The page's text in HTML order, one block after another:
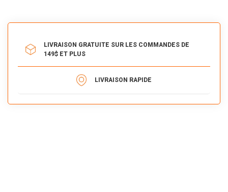
LIVRAISON GRATUITE SUR LES COMMANDES DE
149$ ET PLUS
LIVRAISON RAPIDE